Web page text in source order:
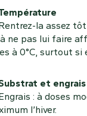
la assez
ne pas lui faire
à 0°C, surtout si
et engrais
: à doses
l’hiver.